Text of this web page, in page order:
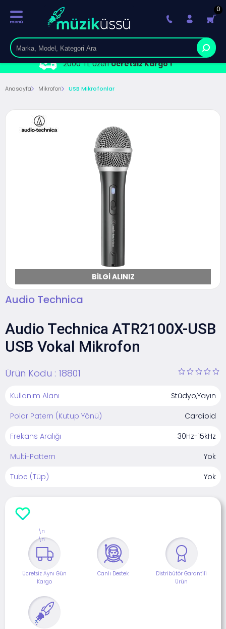
2000 TL ÜzeriÜcretsiz Kargo !
0
Anasayfa Mikrofon USB Mikrofonlar
BILGI ALINIZ
Audio Technica
Audio Technica ATR2100X-USB
USB Vokal Mikrofon
Ürün Kodu : 18801
Kullanım Alanı
Stüdyo,Yayın
Polar Patern (Kutup Yönü)
Cardioid
Frekans Aralığı
30Hz-15kHz
Multi-Pattern
Yok
Tube (Tüp)
Yok
Ücretsiz Aynı Gün
Kargo
Canlı Destek
Distribütör Garantili
Ürün
\n
\n